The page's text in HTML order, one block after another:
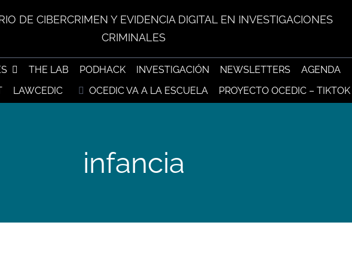
DE CIBERCRIMEN Y EVIDENCIA DIGITAL EN INVESTIGACIONES
CRIMINALES
THE LAB PODHACK INVESTIGACIÓN NEWSLETTERS
AGENDA
LAWCEDIC OCEDIC VA A LA ESCUELA PROYECTO OCEDIC – TIKTOK
infancia